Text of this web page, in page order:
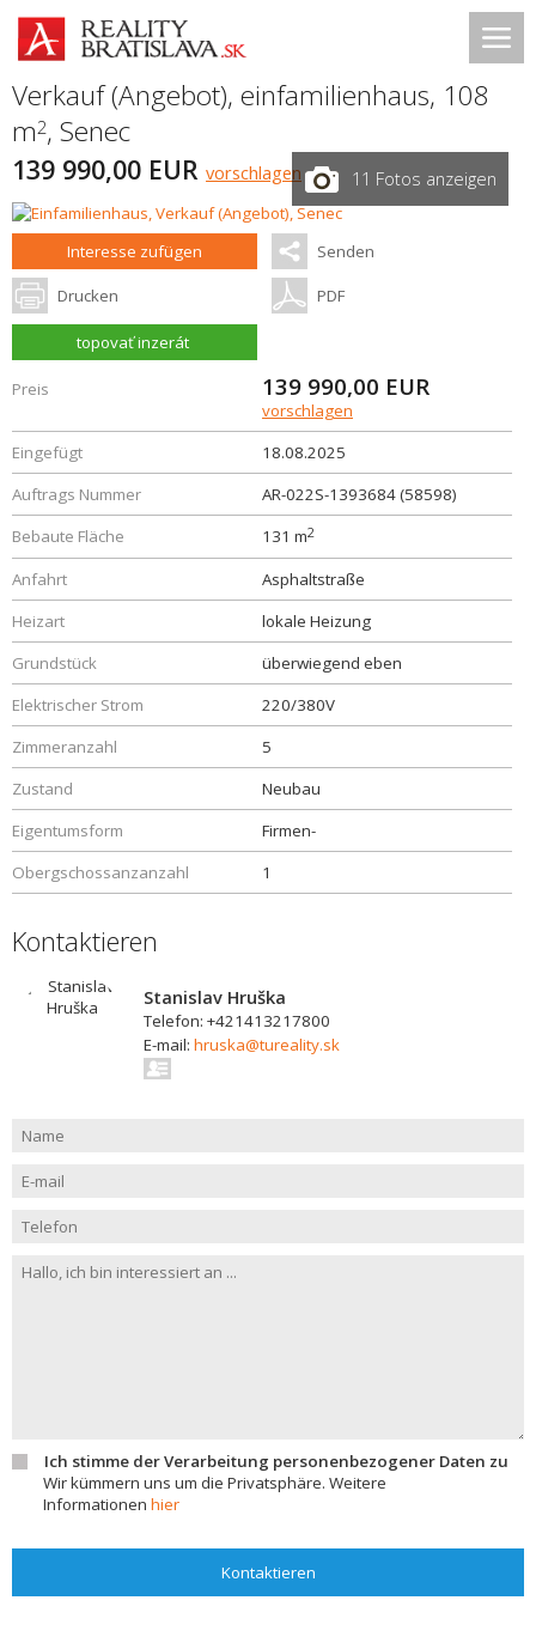
Verkauf (Angebot), einfamilienhaus, 108
m2, Senec
139 990,00 EUR vorschlagen 11 Fotos anzeigen
Interesse zufügen Senden
Drucken PDF
topovať inzerát
Preis 139 990,00 EUR
vorschlagen
Eingefügt
18.08.2025
Auftrags Nummer
AR-022S-1393684 (58598)
Bebaute Fläche
131 m2
Anfahrt
Asphaltstraße
Heizart
lokale Heizung
Grundstück
überwiegend eben
Elektrischer Strom
220/380V
Zimmeranzahl
5
Zustand
Neubau
Eigentumsform
Firmen-
Obergschossanzanzahl
1
Kontaktieren
Stanislav Hruška
Telefon: +421413217800
E-mail: hruska@tureality.sk
Ich stimme der Verarbeitung personenbezogener Daten zu
Wir kümmern uns um die Privatsphäre. Weitere
Informationen hier
Kontaktieren